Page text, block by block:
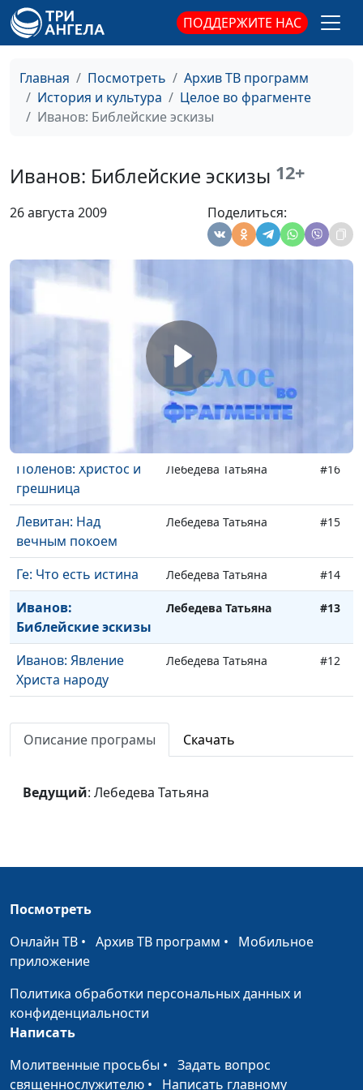
ПОДДЕРЖИТЕ НАС
Главная Посмотреть
Архив ТВ программ
История и культура
Целое во фрагменте
Иванов: Библейские эскизы
Иванов: Библейские эскизы 12+
26 августа 2009 Поделиться:
Боровиковский:
Религиозные
Татьяна Лебедева #25
Петров-Водкин:
Христос - Сеятель
Татьяна Лебедева
живопись
Айвазовский: Хаос.
Лебедева Татьяна
Ге: Распятие Лебедева Татьяна #21
Лебедева Татьяна
Репин: Воскрешение
дочери Иаира
Лебедева Татьяна
Бруни: Медный змий Лебедева Татьяна
Лебедева Татьяна
Поленов: Христос и
грешница
Лебедева Татьяна #16
Левитан: Над
вечным покоем
Лебедева Татьяна #15
Ге: Что есть истина Лебедева Татьяна #14
Иванов:
Библейские эскизы
Лебедева Татьяна #13
Иванов: Явление
Христа народу
Лебедева Татьяна #12
Описание програмы Скачать
Ведущий: Лебедева Татьяна
Посмотреть
Онлайн ТВ • Архив ТВ программ • Мобильное
приложение
Политика обработки персональных данных и
конфиденциальности
Написать
Молитвенные просьбы • Задать вопрос
священнослужителю • Написать главному